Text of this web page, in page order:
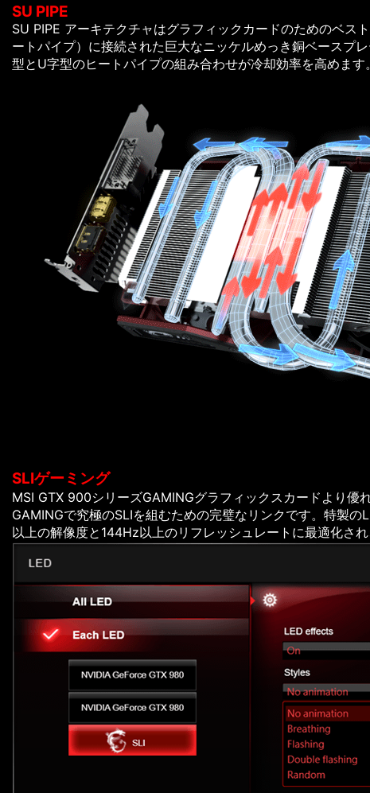
SU PIPE
SU PIPE アーキテクチャはグラフィックカードのためのベ
ートパイプ）に接続された巨大なニッケルめっき銅ベースプ
型とU字型のヒートパイプの組み合わせが冷却効率を高めます。
SLIゲーミング
MSI GTX 900シリーズGAMINGグラフィックスカードより
GAMINGで究極のSLIを組むための完璧なリンクです。特製
以上の解像度と144Hz以上のリフレッシュレートに最適化さ